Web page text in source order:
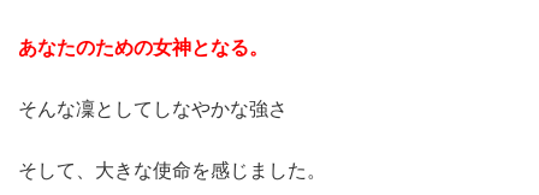
あなたのための女神となる。
そんな凜としてしなやかな強さ
そして、大きな使命を感じました。